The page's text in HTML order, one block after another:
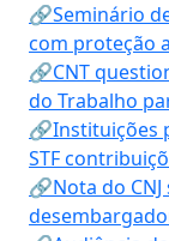
🔗Seminário
com proteção
🔗CNT
do Trabalho
🔗Instituições
STF
🔗Nota do